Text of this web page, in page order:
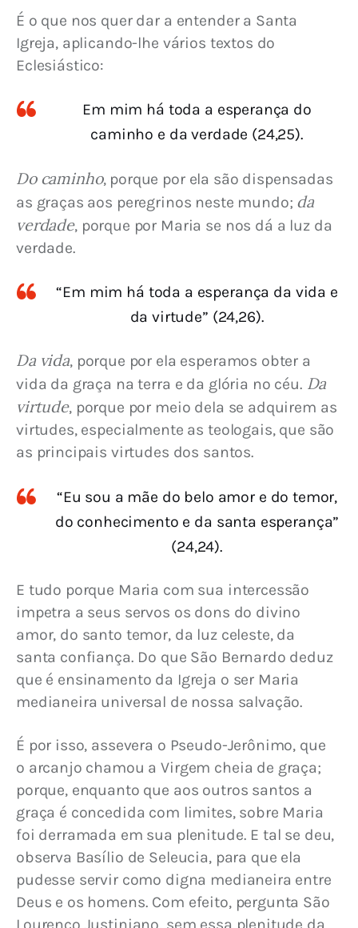
É o que nos quer dar a entender a Santa
Igreja, aplicando-lhe vários textos do
Eclesiástico:
Em mim há toda a esperança do
caminho e da verdade (24,25).
Do caminho, porque por ela são dispensadas
as graças aos peregrinos neste mundo; da
verdade, porque por Maria se nos dá a luz da
verdade.
“Em mim há toda a esperança da vida e
da virtude” (24,26).
Da vida, porque por ela esperamos obter a
vida da graça na terra e da glória no céu. Da
virtude, porque por meio dela se adquirem as
virtudes, especialmente as teologais, que são
as principais virtudes dos santos.
“Eu sou a mãe do belo amor e do temor,
do conhecimento e da santa esperança”
(24,24).
E tudo porque Maria com sua intercessão
impetra a seus servos os dons do divino
amor, do santo temor, da luz celeste, da
santa confiança. Do que São Bernardo deduz
que é ensinamento da Igreja o ser Maria
medianeira universal de nossa salvação.
É por isso, assevera o Pseudo-Jerônimo, que
o arcanjo chamou a Virgem cheia de graça;
porque, enquanto que aos outros santos a
graça é concedida com limites, sobre Maria
foi derramada em sua plenitude. E tal se deu,
observa Basílio de Seleucia, para que ela
pudesse servir como digna medianeira entre
Deus e os homens. Com efeito, pergunta São
Lourenço Justiniano, sem essa plenitude da